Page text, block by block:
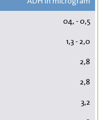
04, - 0,5
1,3 - 2,0
2,8
2,8
3,2